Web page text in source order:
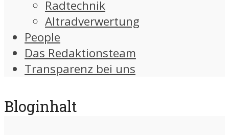
Radtechnik
Altradverwertung
People
Das Redaktionsteam
Transparenz bei uns
Bloginhalt